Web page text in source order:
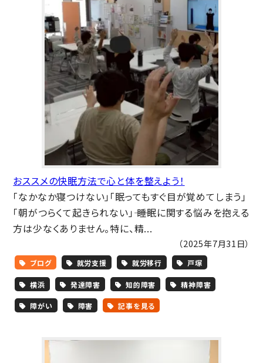
おススメの快眠方法で心と体を整えよう！
「なかなか寝つけない」「眠ってもすぐ目が覚めてしまう」
「朝がつらくて起きられない」―― 睡眠に関する悩みを抱える
方は少なくありません。特に、精...
（2025年7月31日）
ブログ 就労支援 就労移行 戸塚
横浜 発達障害 知的障害 精神障害
障がい 障害 記事を見る